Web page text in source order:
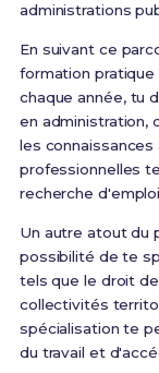
administrations
En suivant ce
formation
chaque année, tu
en administration,
les
professionnelles
recherche
Un autre atout du
possibilité de te
tels que le droit
collectivités
spécialisation te
du travail et